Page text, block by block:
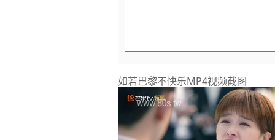
如若巴黎不快乐MP4视频截图